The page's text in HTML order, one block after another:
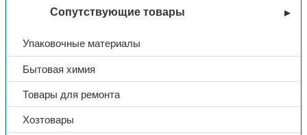
Сопутствующие товары
Упаковочные материалы
Бытовая химия
Товары для ремонта
Хозтовары